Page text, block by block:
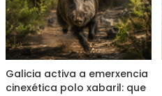
Galicia activa a emerxencia
cinexética polo xabaril: que